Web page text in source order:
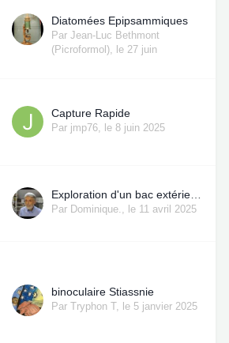
Diatomées Epipsammiques
Par Jean-Luc Bethmont
(Picroformol)
le 27 juin
Capture Rapide
Par jmp76 le 8 juin 2025
Par Dominique. le 11 avril 2025
binoculaire Stiassnie
Par Tryphon T, le 5 janvier 2025